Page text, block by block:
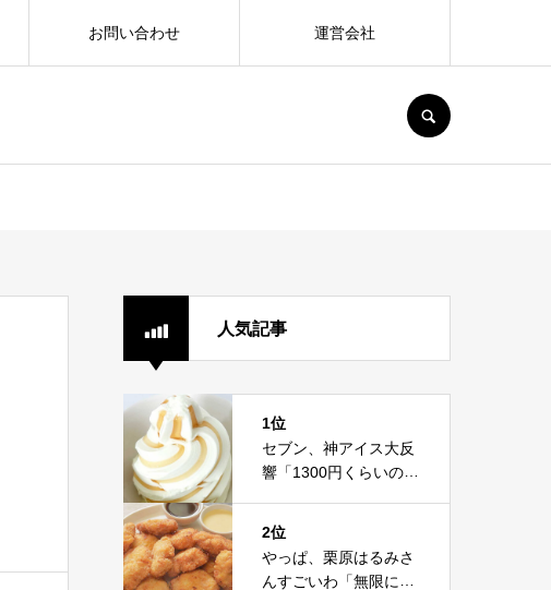
お問い合わせ 運営会社
人気記事
1位
セブン、神アイス大反
響「1300円くらいの価
2位
やっぱ、栗原はるみさ
んすごいわ「無限にい